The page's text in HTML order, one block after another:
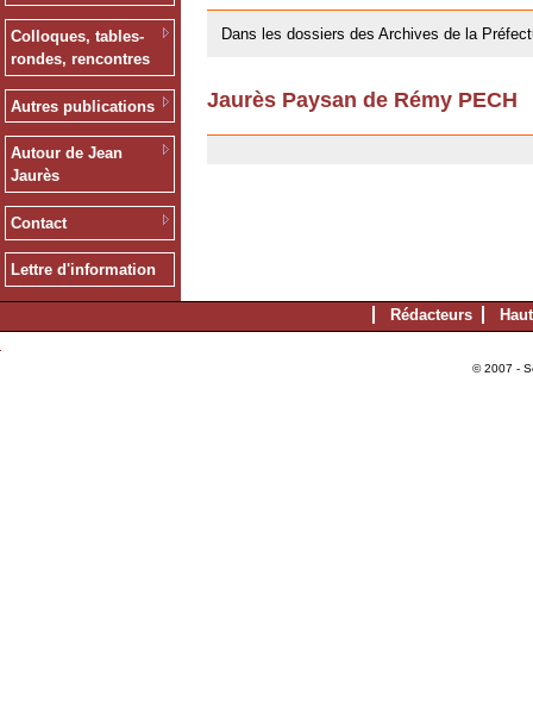
Colloques, tables-
rondes, rencontres
Autres publications
Autour de Jean
Jaurès
Contact
Lettre d'information
Dans les dossiers des Archives de la
Jaurès Paysan de Rémy PECH
Rédacteurs
© 2007 -